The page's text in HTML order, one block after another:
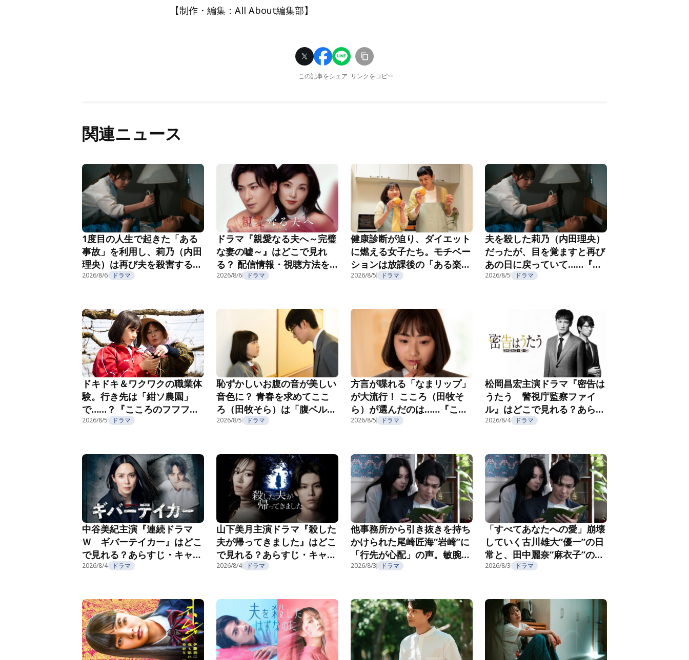
【制作・編集：All About編集部】
この記事をシェア リンクをコピー
関連ニュース
1度目の人生で起きた「ある
事故」を利用し、莉乃（内田
理央）は再び夫を殺害する
『夫を殺したはずなのに』第
2026/8/6 ドラマ
ドラマ『親愛なる夫へ～完璧
な妻の嘘～』はどこで見れ
る？ 配信情報・視聴方法を
紹介
2026/8/6 ドラマ
健康診断が迫り、ダイエット
に燃える女子たち。モチベー
ションは放課後の「ある楽し
み」で……？『こころのフフ
2026/8/5 ドラマ
夫を殺した莉乃（内田理央）
だったが、目を覚ますと再び
あの日に戻っていて……『夫
を殺したはずなのに』第2話
2026/8/5 ドラマ
ドキドキ＆ワクワクの職業体
験。行き先は「紺ソ農園」
で……？『こころのフフフ』
第4話
2026/8/5 ドラマ
恥ずかしいお腹の音が美しい
音色に？ 青春を求めてここ
ろ（田牧そら）は「腹ベル
部」へ！『こころのフフフ』
2026/8/5 ドラマ
方言が喋れる「なまリップ」
が大流行！ こころ（田牧そ
ら）が選んだのは……『ここ
ろのフフフ』第2話
2026/8/5 ドラマ
松岡昌宏主演ドラマ『密告は
うたう 警視庁監察ファイ
ル』はどこで見れる？あらす
じ・キャスト・配信視聴方法
2026/8/4 ドラマ
中谷美紀主演『連続ドラマ
Ｗ ギバーテイカー』はどこ
で見れる？あらすじ・キャス
ト・配信視聴方法を紹介
2026/8/4 ドラマ
山下美月主演ドラマ『殺した
夫が帰ってきました』はどこ
で見れる？あらすじ・キャス
ト・配信視聴方法を紹介
2026/8/4 ドラマ
他事務所から引き抜きを持ち
かけられた尾崎匠海“岩崎”に
「行先が心配」の声。敏腕社
長の企みにゾッ…『親愛なる
2026/8/3 ドラマ
「すべてあなたへの愛」崩壊
していく古川雄大“優一”の日
常と、田中麗奈“麻衣子”の不
気味な微笑み『親愛なる夫へ
2026/8/3 ドラマ